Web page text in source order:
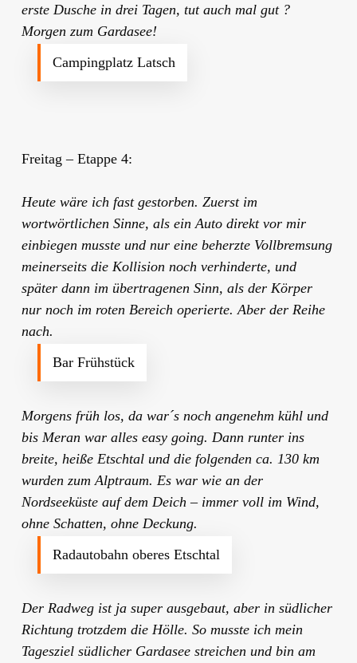
erste Dusche in drei Tagen, tut auch mal gut ?
Morgen zum Gardasee!
Campingplatz Latsch
Freitag – Etappe 4:
Heute wäre ich fast gestorben. Zuerst im
wortwörtlichen Sinne, als ein Auto direkt vor mir
einbiegen musste und nur eine beherzte Vollbremsung
meinerseits die Kollision noch verhinderte, und
später dann im übertragenen Sinn, als der Körper
nur noch im roten Bereich operierte. Aber der Reihe
nach.
Bar Frühstück
Morgens früh los, da war´s noch angenehm kühl und
bis Meran war alles easy going. Dann runter ins
breite, heiße Etschtal und die folgenden ca. 130 km
wurden zum Alptraum. Es war wie an der
Nordseeküste auf dem Deich – immer voll im Wind,
ohne Schatten, ohne Deckung.
Radautobahn oberes Etschtal
Der Radweg ist ja super ausgebaut, aber in südlicher
Richtung trotzdem die Hölle. So musste ich mein
Tagesziel südlicher Gardasee streichen und bin am